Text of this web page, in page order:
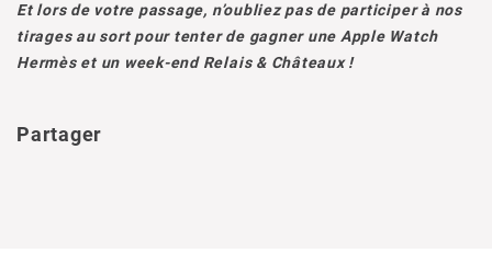
Et lors de votre passage, n’oubliez pas de participer à nos
tirages au sort pour tenter de gagner une Apple Watch
Hermès et un week-end Relais & Châteaux !
Partager